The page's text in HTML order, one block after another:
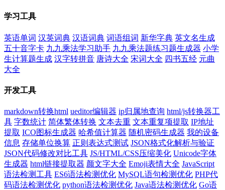
学习工具
英语单词 汉英词典 汉语词典 词语组词 新华字典 英文名生成
五十音字卡 九九乘法学习助手 九九乘法题练习题生成器 小学
生计算题生成 汉字转拼音 唐诗大全 宋词大全 四书五经 元曲
大全
开发工具
markdown转换html ueditor编辑器 ip归属地查询 html/js转换器工
具 字数统计 简体繁体转换 文本去重 文本重复项提取 IP地址
提取 ICO图标生成器 哈希值计算器 随机密码生成器 我的设备
信息 存储单位换算 正则表达式测试 JSON格式化解析与验证
JSON代码修改对比工具 JS/HTML/CSS压缩美化 Unicode字体
生成器 html链接提取器 颜文字大全 Emoji表情大全 JavaScript
语法检测工具 ES6语法检测优化 MySQL语句检测优化 PHP代
码语法检测优化 python语法检测优化 Java语法检测优化 Go语